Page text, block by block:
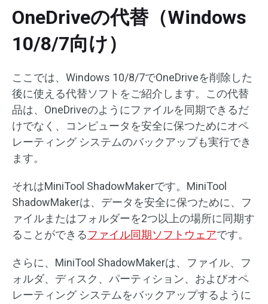
OneDriveの代替（Windows
10/8/7向け）
ここでは、Windows 10/8/7でOneDriveを削除した
後に使える代替ソフトをご紹介します。この代替
品は、OneDriveのようにファイルを同期できるだ
けでなく、コンピュータを安全に保つためにオペ
レーティング システムのバックアップも実行でき
ます。
それはMiniTool ShadowMakerです。MiniTool
ShadowMakerは、データを安全に保つために、フ
ァイルまたはフォルダーを2つ以上の場所に同期す
ることができるファイル同期ソフトウェアです。
さらに、MiniTool ShadowMakerは、ファイル、フ
ォルダ、ディスク、パーティション、およびオペ
レーティング システムをバックアップするように